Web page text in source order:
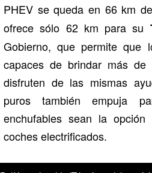
PHEV se queda en 66 km
ofrece sólo 62 km para su
Gobierno, que permite que
capaces de brindar más
disfruten de las mismas
puros también empuja
enchufables sean la
coches electrificados.